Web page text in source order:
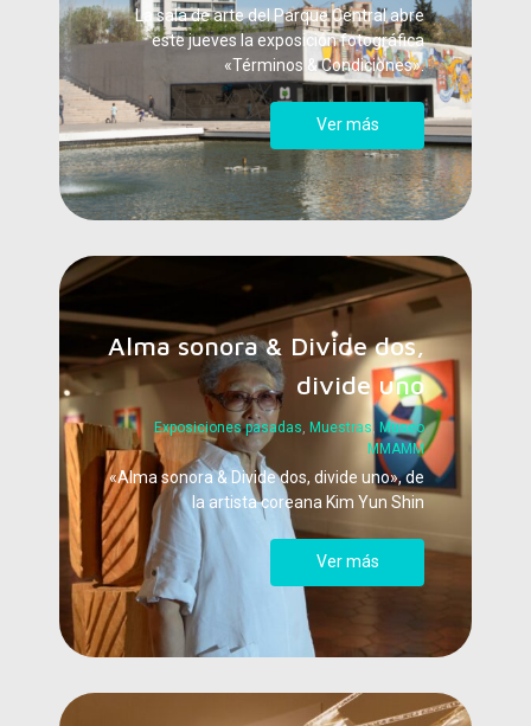
La sala de arte del Parque Central abre
este jueves la exposición fotográfica
«Términos & Condiciones».
Ver más
Alma sonora & Divide dos,
divide uno
Exposiciones pasadas, Muestras, Museo
MMAMM
«Alma sonora & Divide dos, divide uno», de
la artista coreana Kim Yun Shin
Ver más